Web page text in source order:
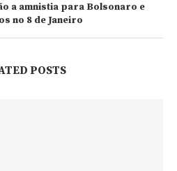
a amnistia para Bolsonaro e
no 8 de Janeiro
POSTS